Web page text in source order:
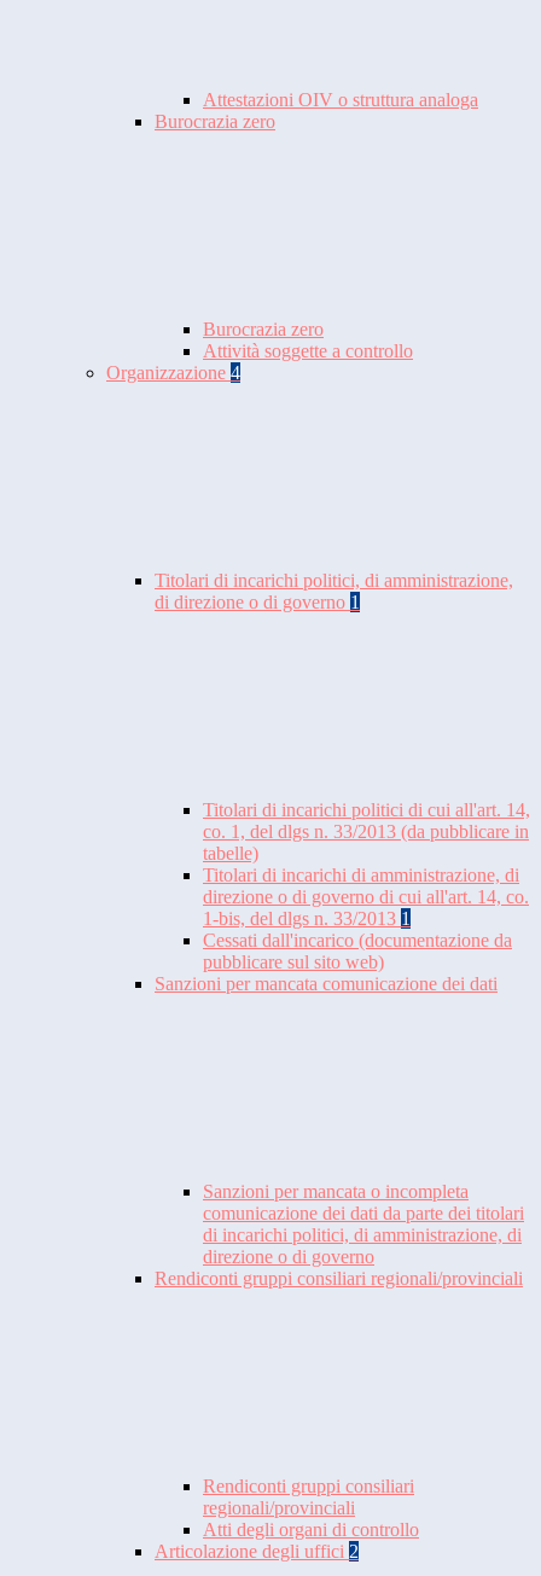
Attestazioni OIV o struttura analoga
Burocrazia zero
Burocrazia zero
Attività soggette a controllo
Organizzazione 4
Titolari di incarichi politici, di amministrazione,
di direzione o di governo 1
Titolari di incarichi politici di cui all'art. 14,
co. 1, del dlgs n. 33/2013 (da pubblicare in
tabelle)
Titolari di incarichi di amministrazione, di
direzione o di governo di cui all'art. 14, co.
1-bis, del dlgs n. 33/2013 1
Cessati dall'incarico (documentazione da
pubblicare sul sito web)
Sanzioni per mancata comunicazione dei dati
Sanzioni per mancata o incompleta
comunicazione dei dati da parte dei titolari
di incarichi politici, di amministrazione, di
direzione o di governo
Rendiconti gruppi consiliari regionali/provinciali
Rendiconti gruppi consiliari
regionali/provinciali
Atti degli organi di controllo
Articolazione degli uffici 2